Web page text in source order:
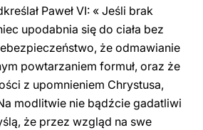
Paweł VI: « Jeśli brak
upodabnia się do ciała bez
że odmawianie
powtarzaniem formuł, oraz że
z upomnieniem Chrystusa,
modlitwie nie bądźcie gadatliwi
że przez wzgląd na swe